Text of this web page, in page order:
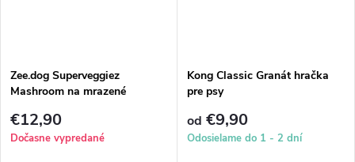
Zee.dog Superveggiez
Mashroom na mrazené
€12,90
Dočasne vypredané
Kong Classic Granát hračka
pre psy
od €9,90
Odosielame do 1 - 2 dní